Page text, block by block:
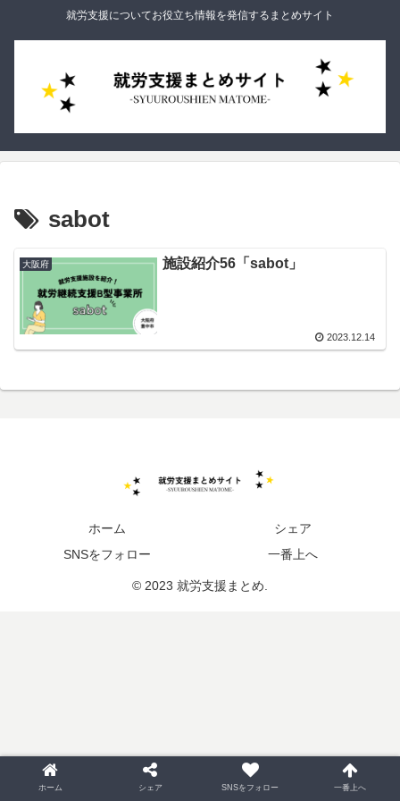
就労支援についてお役立ち情報を発信するまとめサイト
sabot
大阪府 施設紹介56「sabot」
2023.12.14
ホーム
シェア
SNSをフォロー
一番上へ
© 2023 就労支援まとめ.
ホーム シェア SNSをフォロー 一番上へ